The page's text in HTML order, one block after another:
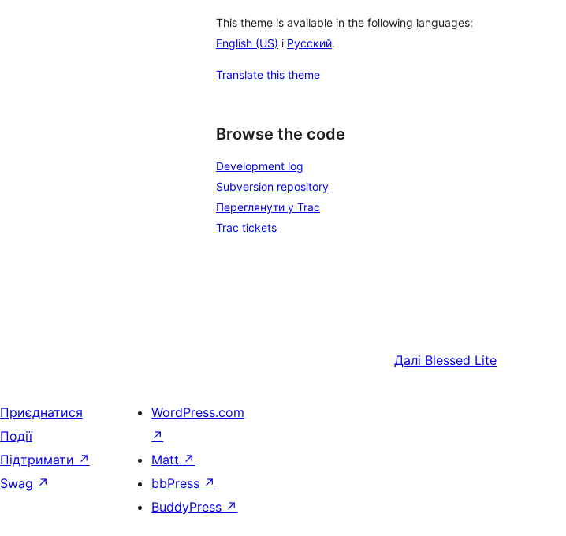
This theme is available in the following languages:
English (US) і Русский.
Translate this theme
Browse the code
Development log
Subversion repository
Переглянути у Trac
Trac tickets
Далі Blessed Lite
Приєднатися
Події
Підтримати ↗
Swag ↗
WordPress.com
↗
Matt ↗
bbPress ↗
BuddyPress ↗